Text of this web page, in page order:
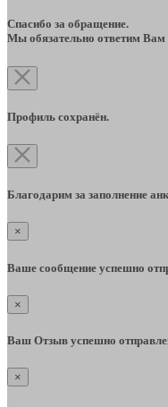
Спасибо за обращение.
Мы обязательно ответим
Профиль сохранён.
Благодарим за заполнение
×
Ваше сообщение успешно
×
Ваш Отзыв успешно
×